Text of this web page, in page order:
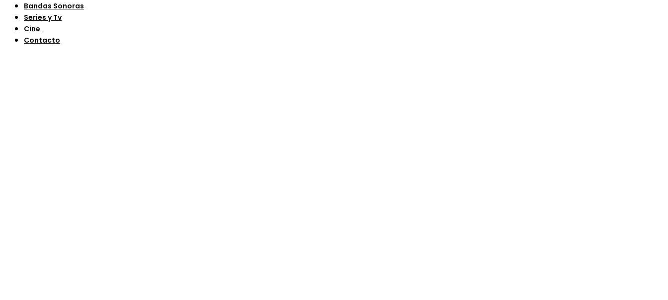
Bandas Sonoras
Series y Tv
Cine
Contacto